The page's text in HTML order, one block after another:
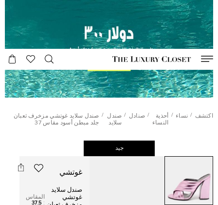
اكتشف / نساء /
أحذية
النساء
/ صنادل / صندل
سلايد
/ صندل سلايد غوتشي مزخرف ثعبان
جلد مبطن أسود مقاس 37
جيد
غوتشي
صندل سلايد
غوتشي
المقاس
:
37.5